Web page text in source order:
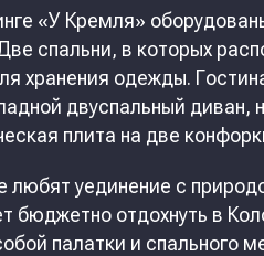
«У Кремля»
спальни, в которых
хранения одежды.
двуспальный диван,
плита на две
любят уединение с
бюджетно отдохнуть в
палатки и спального